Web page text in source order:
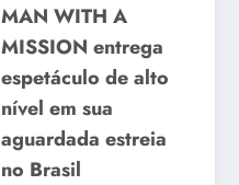
MAN WITH A
MISSION entrega
espetáculo de alto
nível em sua
aguardada estreia
no Brasil